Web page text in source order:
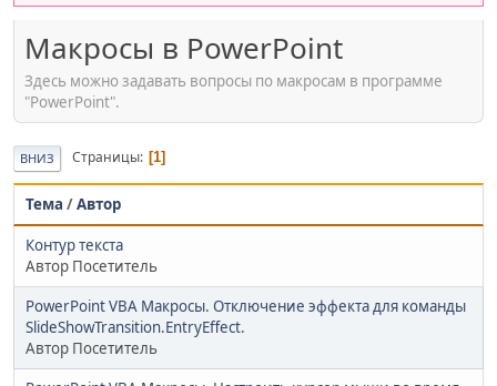
Макросы в PowerPoint
Здесь можно задавать вопросы по макросам в программе
"PowerPoint".
ВНИЗ Страницы 1
Тема /Автор
Контур текста
Автор Посетитель
PowerPoint VBA Макросы. Отключение эффекта для команды
SlideShowTransition.EntryEffect.
Автор Посетитель